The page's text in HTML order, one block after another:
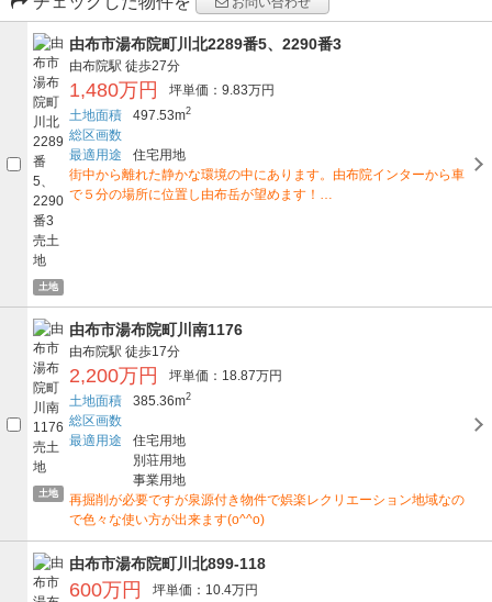
土地
由布市湯布院町川北2289番5、2290番3
由布院駅 徒歩27分
1,480万円
坪単価：9.83万円
土地面積
497.53m2
総区画数
最適用途
住宅用地
街中から離れた静かな環境の中にあります。由布院インターから車
で５分の場所に位置し由布岳が望めます！…
土地
由布市湯布院町川南1176
由布院駅 徒歩17分
2,200万円
坪単価：18.87万円
土地面積
385.36m2
総区画数
最適用途
住宅用地
別荘用地
事業用地
再掘削が必要ですが泉源付き物件で娯楽レクリエーション地域なの
で色々な使い方が出来ます(o^^o)
由布市湯布院町川北899-118
600万円
坪単価：10.4万円